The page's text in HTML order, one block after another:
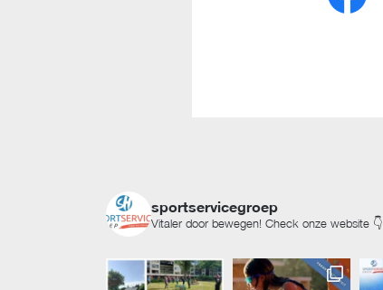
sportservicegroep
Vitaler door bewegen! Check onze website 👇